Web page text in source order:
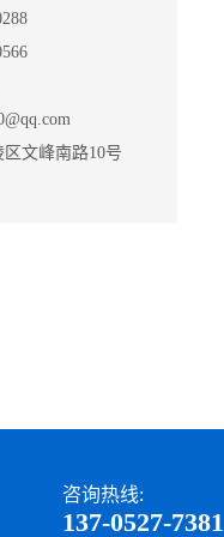
文峰南路10号
咨询热线:
137-0527-7381